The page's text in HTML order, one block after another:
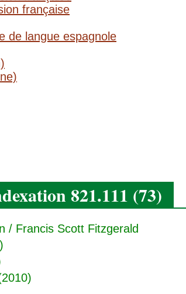
française
de langue espagnole
821.111 (73)
/ Francis Scott Fitzgerald